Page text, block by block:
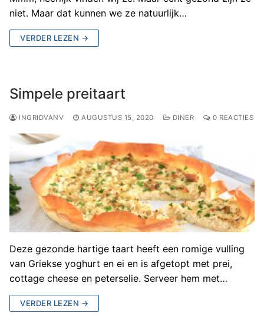
niet. Maar dat kunnen we ze natuurlijk…
VERDER LEZEN →
Simpele preitaart
INGRIDVANV AUGUSTUS 15, 2020 DINER 0 REACTIES
Deze gezonde hartige taart heeft een romige vulling
van Griekse yoghurt en ei en is afgetopt met prei,
cottage cheese en peterselie. Serveer hem met…
VERDER LEZEN →